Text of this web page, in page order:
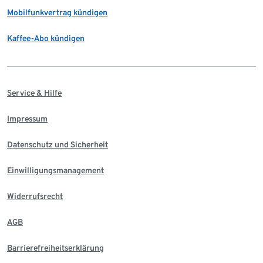
Mobilfunkvertrag kündigen
Kaffee-Abo kündigen
Service & Hilfe
Impressum
Datenschutz und Sicherheit
Einwilligungsmanagement
Widerrufsrecht
AGB
Barrierefreiheitserklärung